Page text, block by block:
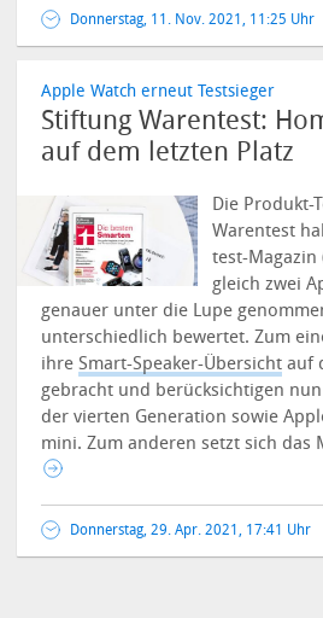
Donnerstag, 11. Nov. 2021, 11:25 Uhr
Apple Watch erneut Testsieger
Stiftung Warentest:
auf dem letzten Platz
Die Produkt-
Warentest
test-
gleich zwei
genauer unter die Lupe
unterschiedlich bewertet.Zum
ihreSmart-Speaker-Übersicht auf
gebracht und berücksichtigen
der vierten Generation sowie
mini. Zum anderen setzt sich das
Donnerstag, 29. Apr. 2021, 17:41 Uhr